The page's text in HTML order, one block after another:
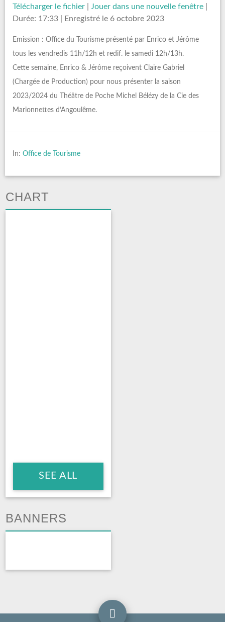
Télécharger le fichier Jouer dans une nouvelle fenêtre
Durée: 17:33
Enregistré le 6 octobre 2023
Emission : Office du Tourisme présenté par Enrico et Jérôme
tous les vendredis 11h/12h et redif. le samedi 12h/13h.
Cette semaine, Enrico & Jérôme reçoivent Claire Gabriel
(Chargée de Production) pour nous présenter la saison
2023/2024 du Théâtre de Poche Michel Bélézy de la Cie des
Marionnettes d’Angoulême.
In: Office de Tourisme
CHART
SEE ALL
BANNERS